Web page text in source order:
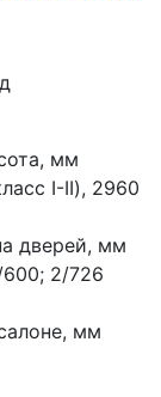
мм
I-II), 2960
дверей, мм
600; 2/726
мм